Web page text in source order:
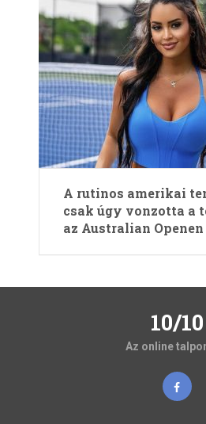
A rutinos amerikai
csak úgy vonzotta a
az Australian Openen
10/10
Az online